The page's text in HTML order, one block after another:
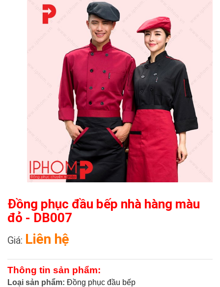
Đồng phục đầu bếp nhà hàng màu
đỏ - DB007
Giá: Liên hệ
Thông tin sản phẩm:
Loại sản phẩm: Đồng phục đầu bếp